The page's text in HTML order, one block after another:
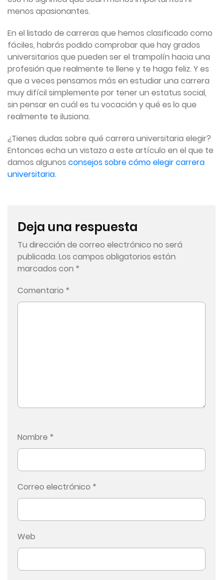
menos apasionantes.
En el listado de carreras que hemos clasificado como
fáciles, habrás podido comprobar que hay grados
universitarios que pueden ser el trampolín hacia una
profesión que realmente te llene y te haga feliz. Y es
que a veces pensamos más en estudiar una carrera
muy difícil simplemente por tener un estatus social,
sin pensar en cuál es tu vocación y qué es lo que
realmente te ilusiona.
¿Tienes dudas sobre qué carrera universitaria elegir?
Entonces echa un vistazo a este artículo en el que te
damos algunos consejos sobre cómo elegir carrera
universitaria.
Deja una respuesta
Tu dirección de correo electrónico no será
publicada. Los campos obligatorios están
marcados con *
Comentario *
Nombre *
Correo electrónico *
Web